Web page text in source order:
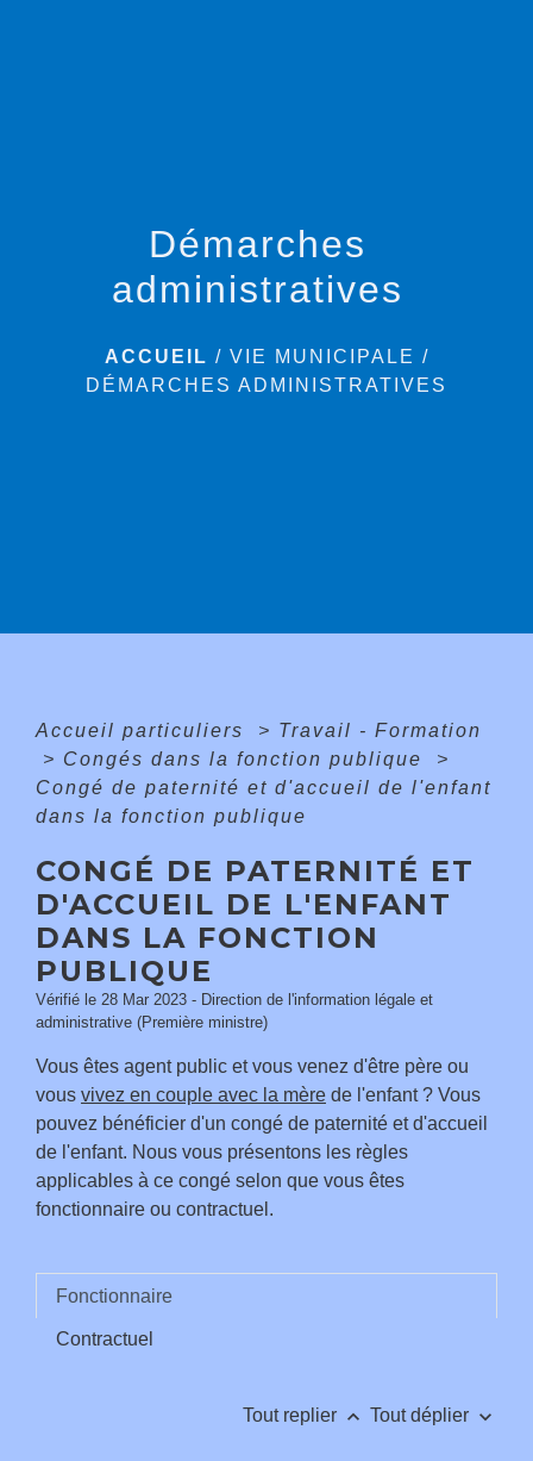
Démarches
administratives
ACCUEIL / VIE MUNICIPALE /
DÉMARCHES ADMINISTRATIVES
Accueil particuliers > Travail - Formation
> Congés dans la fonction publique
>
Congé de paternité et d'accueil de l'enfant
dans la fonction publique
CONGÉ DE PATERNITÉ ET
D'ACCUEIL DE L'ENFANT
DANS LA FONCTION
PUBLIQUE
Vérifié le 28 Mar 2023 - Direction de l'information légale et
administrative (Première ministre)
Vous êtes agent public et vous venez d'être père ou
vous vivez en couple avec la mère de l'enfant ? Vous
pouvez bénéficier d'un congé de paternité et d'accueil
de l'enfant. Nous vous présentons les règles
applicables à ce congé selon que vous êtes
fonctionnaire ou contractuel.
Fonctionnaire
Contractuel
Tout replier keyboard_arrow_up Tout déplier keyboard_arrow_down